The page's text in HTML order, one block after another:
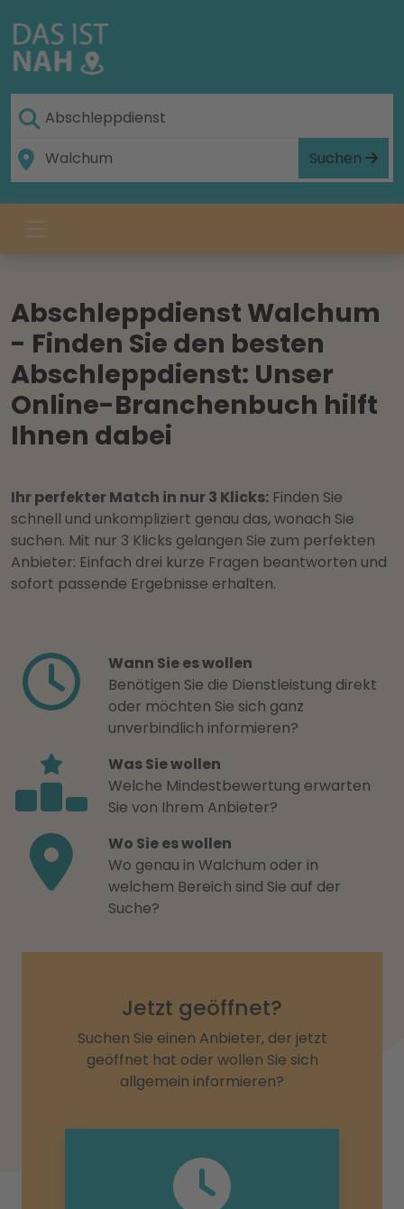
Suchen
Abschleppdienst Walchum
- Finden Sie den besten
Abschleppdienst: Unser
Online-Branchenbuch hilft
Ihnen dabei
Ihr perfekter Match in nur 3 Klicks: Finden Sie
schnell und unkompliziert genau das, wonach Sie
suchen. Mit nur 3 Klicks gelangen Sie zum perfekten
Anbieter: Einfach drei kurze Fragen beantworten und
sofort passende Ergebnisse erhalten.
Wann Sie es wollen
Benötigen Sie die Dienstleistung direkt
oder möchten Sie sich ganz
unverbindlich informieren?
Was Sie wollen
Welche Mindestbewertung erwarten
Sie von Ihrem Anbieter?
Wo Sie es wollen
Wo genau in Walchum oder in
welchem Bereich sind Sie auf der
Suche?
Jetzt geöffnet?
Suchen Sie einen Anbieter, der jetzt
geöffnet hat oder wollen Sie sich
allgemein informieren?